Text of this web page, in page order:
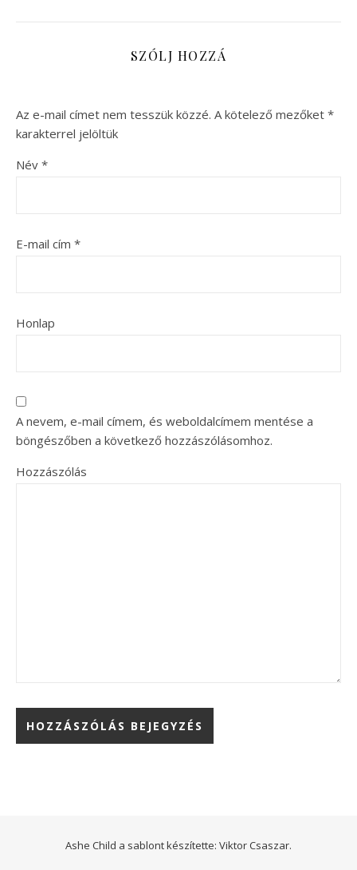
SZÓLJ HOZZÁ
Az e-mail címet nem tesszük közzé. A kötelező mezőket *
karakterrel jelöltük
Név *
E-mail cím *
Honlap
A nevem, e-mail címem, és weboldalcímem mentése a
böngészőben a következő hozzászólásomhoz.
Hozzászólás
Ashe Child a sablont készítette: Viktor Csaszar.